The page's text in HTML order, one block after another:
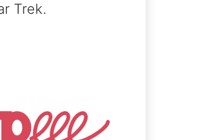
Trek.